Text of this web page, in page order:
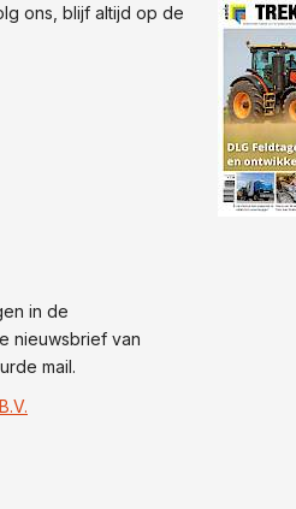
ons, blijf altijd op de
in de
nieuwsbrief van
mail.